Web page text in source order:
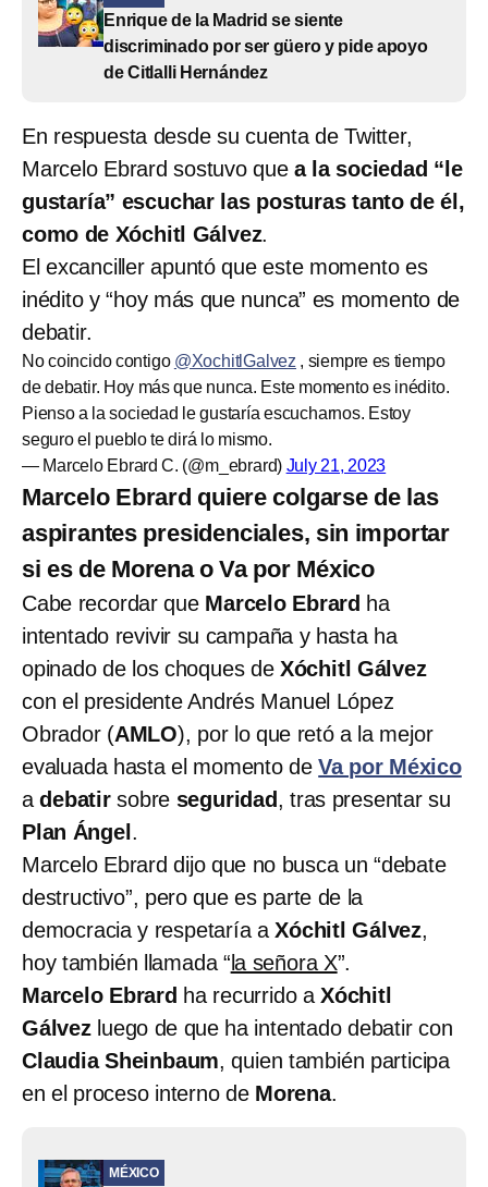
Enrique de la Madrid se siente
discriminado por ser güero y pide apoyo
de Citlalli Hernández
En respuesta desde su cuenta de Twitter,
Marcelo Ebrard sostuvo quea la sociedad “le
gustaría” escuchar las posturas tanto de él,
como de Xóchitl Gálvez.
El excanciller apuntó que este momento es
inédito y “hoy más que nunca” es momento de
debatir.
No coincido contigo @XochitlGalvez , siempre es tiempo
de debatir. Hoy más que nunca. Este momento es inédito.
Pienso a la sociedad le gustaría escucharnos. Estoy
seguro el pueblo te dirá lo mismo.
— Marcelo Ebrard C. (@m_ebrard) July 21, 2023
Marcelo Ebrard quiere colgarse de las
aspirantes presidenciales, sin importar
si es de Morena o Va por México
Cabe recordar que Marcelo Ebrard ha
intentado revivir su campaña y hasta ha
opinado de los choques de Xóchitl Gálvez
con el presidente Andrés Manuel López
Obrador (AMLO), por lo que retó a la mejor
evaluada hasta el momento deVa por México
adebatirsobre seguridad , tras presentar su
Plan Ángel .
Marcelo Ebrard dijo que no busca un “debate
destructivo”, pero que es parte de la
democracia y respetaría aXóchitl Gálvez,
hoy también llamada “la señora X”.
Marcelo Ebrard ha recurrido aXóchitl
Gálvezluego de que ha intentado debatir con
Claudia Sheinbaum, quien también participa
en el proceso interno de Morena.
MÉXICO